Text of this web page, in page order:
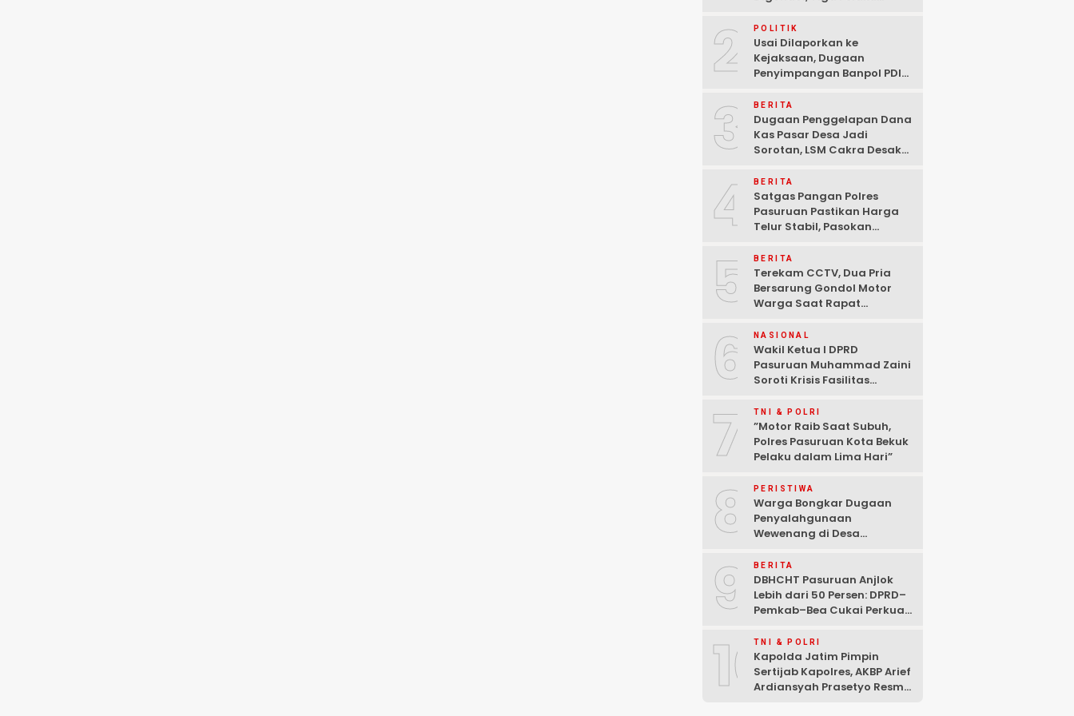
Pasuruan
2 POLITIK
Usai Dilaporkan ke
Kejaksaan, Dugaan
Penyimpangan Banpol PDIP
Tuntas “6 Eks Ketua PAC
Cabut Laporan”
3 BERITA
Dugaan Penggelapan Dana
Kas Pasar Desa Jadi
Sorotan, LSM Cakra Desak
4 BERITA
Satgas Pangan Polres
Pasuruan Pastikan Harga
Telur Stabil, Pasokan
Kekhawatiran Fluktuasi
5 BERITA
Terekam CCTV, Dua Pria
Bersarung Gondol Motor
Warga Saat Rapat
6 NASIONAL
Wakil Ketua I DPRD
Pasuruan Muhammad Zaini
Soroti Krisis Fasilitas
Anggaran
7 TNI & POLRI
‎”Motor Raib Saat Subuh,
Polres Pasuruan Kota Bekuk
Pelaku dalam Lima Hari” ‎
8 PERISTIWA
Warga Bongkar Dugaan
Penyalahgunaan
Wewenang di Desa
Mencuat
9 BERITA
DBHCHT Pasuruan Anjlok
Lebih dari 50 Persen: DPRD–
Pemkab–Bea Cukai Perkuat
Rokok Ilegal
10TNI & POLRI
Kapolda Jatim Pimpin
Sertijab Kapolres, AKBP Arief
Ardiansyah Prasetyo Resmi